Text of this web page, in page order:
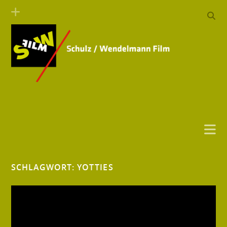
SCHLAGWORT: YOTTIES